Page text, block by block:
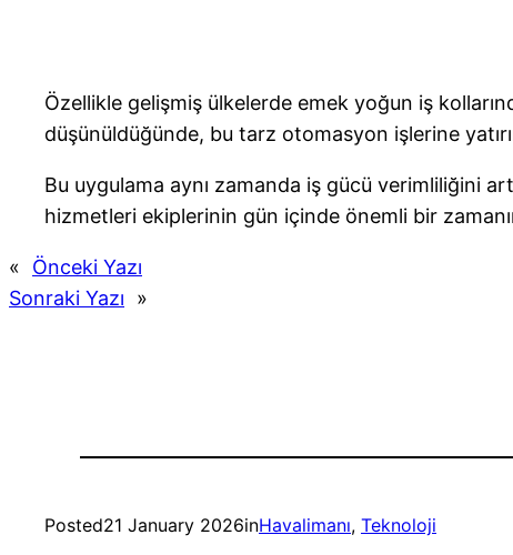
Özellikle gelişmiş ülkelerde emek yoğun iş
düşünüldüğünde, bu tarz otomasyon işlerine
Bu uygulama aynı zamanda iş gücü verimliliğini
hizmetleri ekiplerinin gün içinde önemli bir
«
Önceki Yazı
Sonraki Yazı
»
Posted21 January 2026inHavalimanı, Teknoloji